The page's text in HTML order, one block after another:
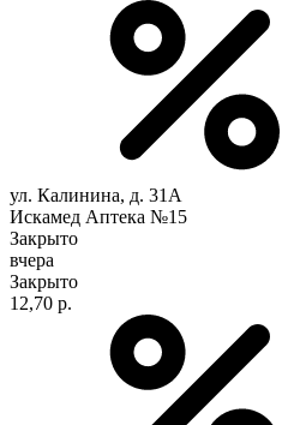
ул. Калинина, д. 31А
Искамед Аптека №15
Закрыто
вчера
Закрыто
12,70 р.